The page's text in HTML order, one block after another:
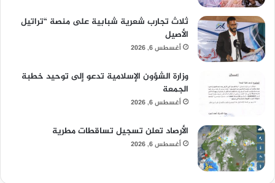
ثلاث تجارب شعرية شبابية على منصة “تراتيل
الأصيل
أغسطس 6, 2026
وزارة الشؤون الإسلامية تدعو إلى توحيد خطبة
الجمعة
أغسطس 6, 2026
الأرصاد تعلن تسجيل تساقطات مطرية
أغسطس 6, 2026